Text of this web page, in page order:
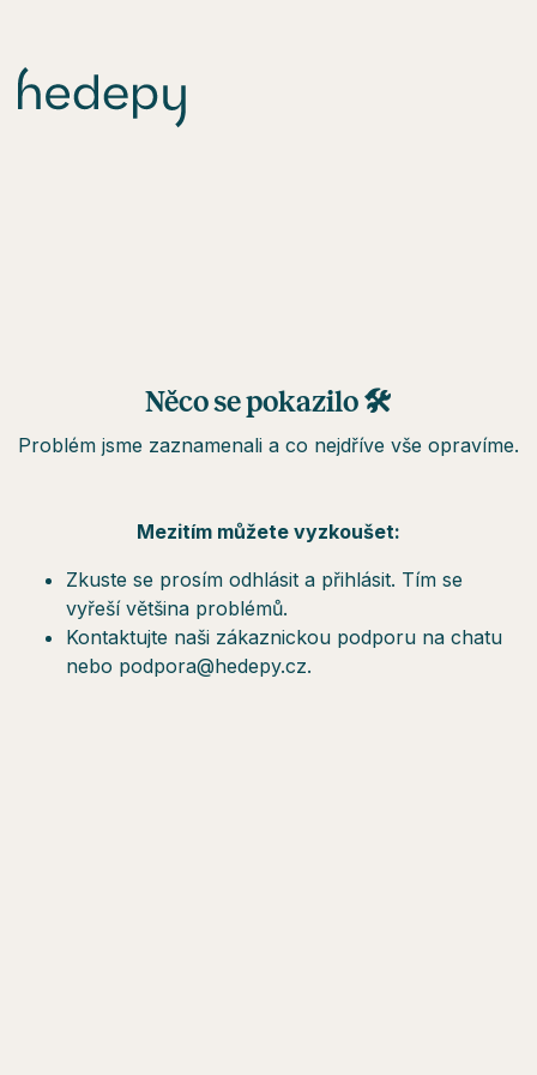
Něco se pokazilo 🛠
Problém jsme zaznamenali a co nejdříve vše opravíme.
Mezitím můžete vyzkoušet:
Zkuste se prosím odhlásit a přihlásit. Tím se
vyřeší většina problémů.
Kontaktujte naši zákaznickou podporu na chatu
nebo podpora@hedepy.cz.